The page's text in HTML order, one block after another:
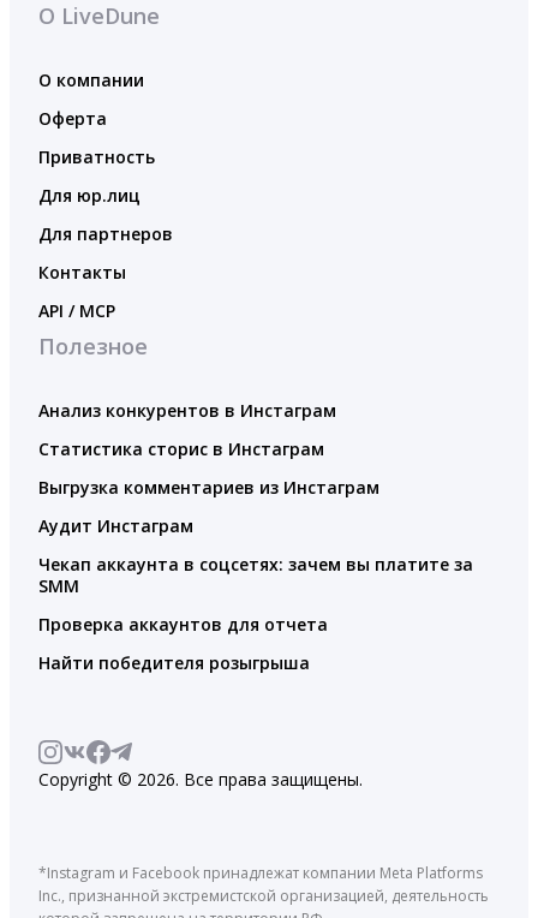
О LiveDune
О компании
Оферта
Приватность
Для юр.лиц
Для партнеров
Контакты
API / MCP
Полезное
Анализ конкурентов в Инстаграм
Статистика сторис в Инстаграм
Выгрузка комментариев из Инстаграм
Аудит Инстаграм
Чекап аккаунта в соцсетях: зачем вы платите за
SMM
Проверка аккаунтов для отчета
Найти победителя розыгрыша
Copyright © 2026. Все права защищены.
*Instagram и Facebook принадлежат компании Meta Platforms
Inc., признанной экстремистской организацией, деятельность